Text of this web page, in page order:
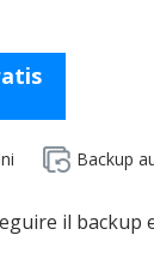
Backup
il backup